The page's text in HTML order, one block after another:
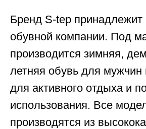
Бренд S-tep принадлежит
обувной компании. Под
производится зимняя,
летняя обувь для
для активного отдыха и
использования. Все
производятся из